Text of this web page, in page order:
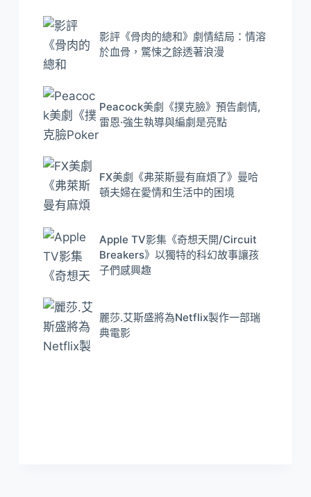
影評《骨肉的總和》劇情結局：情溶
於血骨，驚悚之餘透著浪漫
Peacock美劇《撲克臉》預告劇情,
雷恩·強生執導與編劇是亮點
FX美劇《弗萊斯曼有麻煩了》曼哈
頓夫婦在愛情和生活中的困境
Apple TV影集《奇想天開/Circuit
Breakers》以獨特的科幻故事讓孩
子們感興趣
麗莎.艾斯盛將為Netflix製作一部瑞
典電影